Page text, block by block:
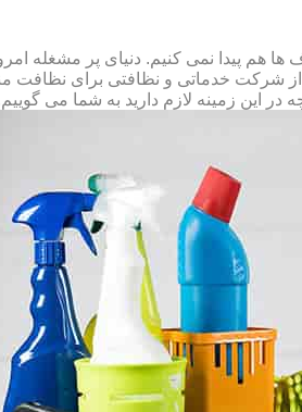
نمی کنیم. دنیای پر مشغله
از شرکت خدماتی و نظافتی برای
در این زمینه لازم دارید به شما می